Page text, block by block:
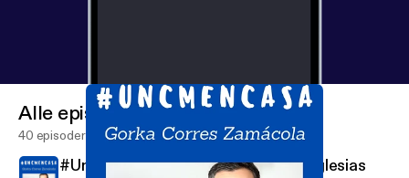
Alle episoder
40 episoder
#UnCMenCasa T3 x 10 | Leti Grijó Iglesias